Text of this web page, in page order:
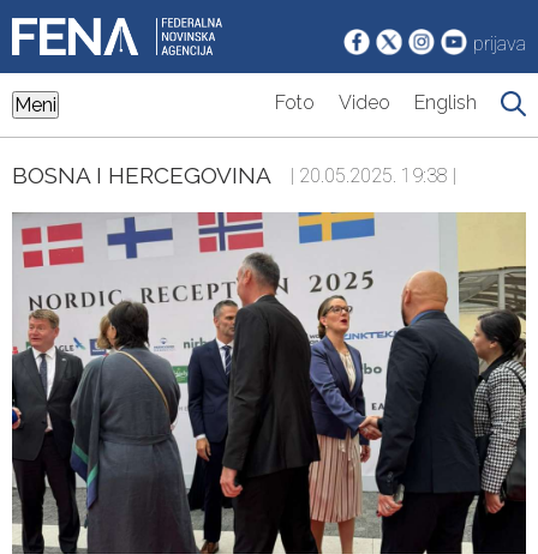
prijava
Meni Foto Video English
BOSNA I HERCEGOVINA | 20.05.2025. 19:38 |